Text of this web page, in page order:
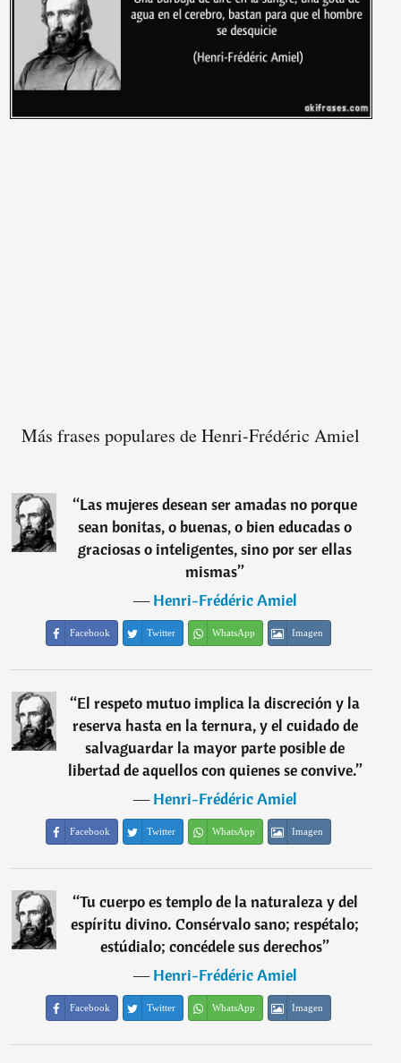
Más frases populares de Henri-Frédéric Amiel
“Las mujeres desean ser amadas no porque
sean bonitas, o buenas, o bien educadas o
graciosas o inteligentes, sino por ser ellas
mismas”
―Henri-Frédéric Amiel
Facebook Twitter WhatsApp Imagen
“El respeto mutuo implica la discreción y la
reserva hasta en la ternura, y el cuidado de
salvaguardar la mayor parte posible de
libertad de aquellos con quienes se convive.”
―Henri-Frédéric Amiel
Facebook Twitter WhatsApp Imagen
“Tu cuerpo es templo de la naturaleza y del
espíritu divino. Consérvalo sano; respétalo;
estúdialo; concédele sus derechos”
―Henri-Frédéric Amiel
Facebook Twitter WhatsApp Imagen